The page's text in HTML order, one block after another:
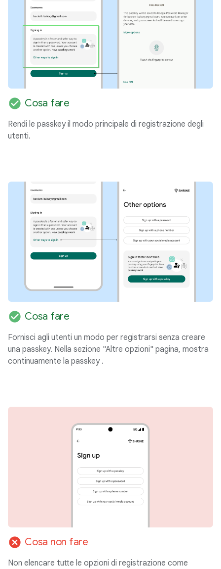
check_circle Cosa fare
Rendi le passkey il modo principale di registrazione degli
utenti.
check_circle Cosa fare
Fornisci agli utenti un modo per registrarsi senza creare
una passkey. Nella sezione "Altre opzioni" pagina, mostra
continuamente la passkey .
cancel Cosa non fare
Non elencare tutte le opzioni di registrazione come